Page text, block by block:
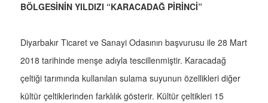
BÖLGESİNİN YILDIZI “KARACADAĞ PİRİNCİ”
Diyarbakır Ticaret ve Sanayi Odasının başvurusu ile 28 Mart
2018 tarihinde menşe adıyla tescillenmiştir. Karacadağ
çeltiği tarımında kullanılan sulama suyunun özellikleri diğer
kültür çeltiklerinden farklılık gösterir. Kültür çeltikleri 15